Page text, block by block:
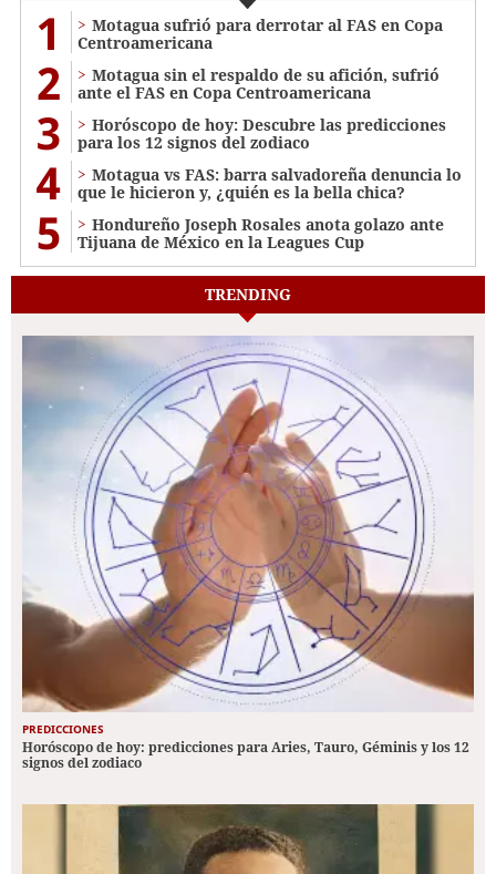
1
Motagua sufrió para derrotar al FAS en Copa
Centroamericana
2
Motagua sin el respaldo de su afición, sufrió
ante el FAS en Copa Centroamericana
3
Horóscopo de hoy: Descubre las predicciones
para los 12 signos del zodiaco
4
Motagua vs FAS: barra salvadoreña denuncia lo
que le hicieron y, ¿quién es la bella chica?
5
Hondureño Joseph Rosales anota golazo ante
Tijuana de México en la Leagues Cup
TRENDING
PREDICCIONES
Horóscopo de hoy: predicciones para Aries, Tauro, Géminis y los 12
signos del zodiaco